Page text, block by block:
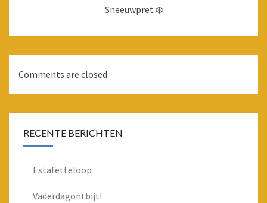
Sneeuwpret ❄️
Comments are closed.
RECENTE BERICHTEN
Estafetteloop
Vaderdagontbijt!